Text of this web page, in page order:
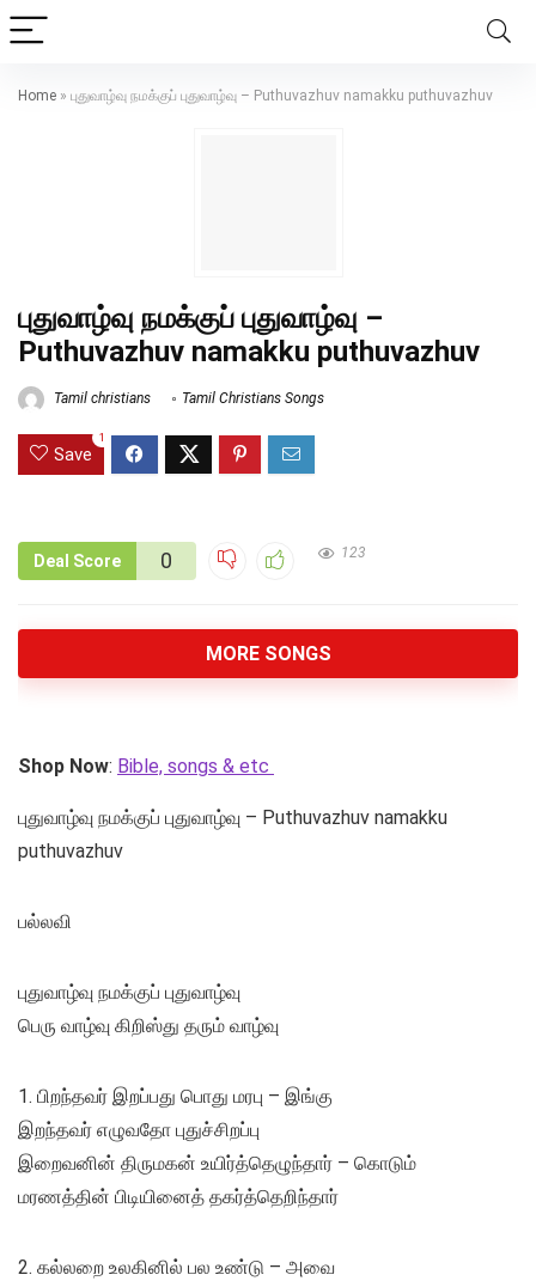
Home » புதுவாழ்வு நமக்குப் புதுவாழ்வு – Puthuvazhuv namakku puthuvazhuv
புதுவாழ்வு நமக்குப் புதுவாழ்வு –
Puthuvazhuv namakku puthuvazhuv
Tamil christians Tamil Christians Songs
Save
1
Deal Score 0 123
MORE SONGS
Shop Now: Bible, songs & etc
புதுவாழ்வு நமக்குப் புதுவாழ்வு – Puthuvazhuv namakku
puthuvazhuv
பல்லவி
புதுவாழ்வு நமக்குப் புதுவாழ்வு
பெரு வாழ்வு கிறிஸ்து தரும் வாழ்வு
1. பிறந்தவர் இறப்பது பொது மரபு – இங்கு
இறந்தவர் எழுவதோ புதுச்சிறப்பு
இறைவனின் திருமகன் உயிர்த்தெழுந்தார் – கொடும்
மரணத்தின் பிடியினைத் தகர்த்தெறிந்தார்
2. கல்லறை உலகினில் பல உண்டு – அவை